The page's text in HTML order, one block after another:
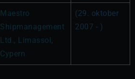
Maestro
Shipmanagement
Ltd., Limassol,
Cypern
(29. oktober
2007 - )